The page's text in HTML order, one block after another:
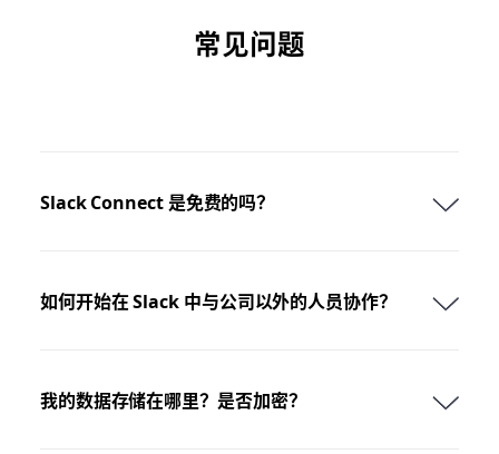
常见问题
Slack Connect 是免费的吗？
如何开始在 Slack 中与公司以外的人员协作？
我的数据存储在哪里？是否加密？